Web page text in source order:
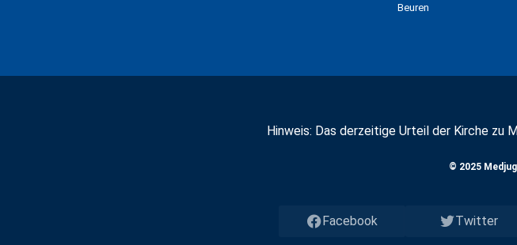
Beuren
Hinweis: Das derzeitige Urteil der Kirche zu
© 2025
Facebook Twitter